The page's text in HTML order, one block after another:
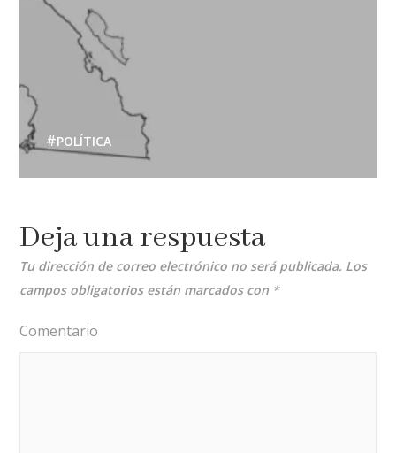
POLÍTICA
Deja una respuesta
Tu dirección de correo electrónico no será publicada. Los
campos obligatorios están marcados con *
Comentario